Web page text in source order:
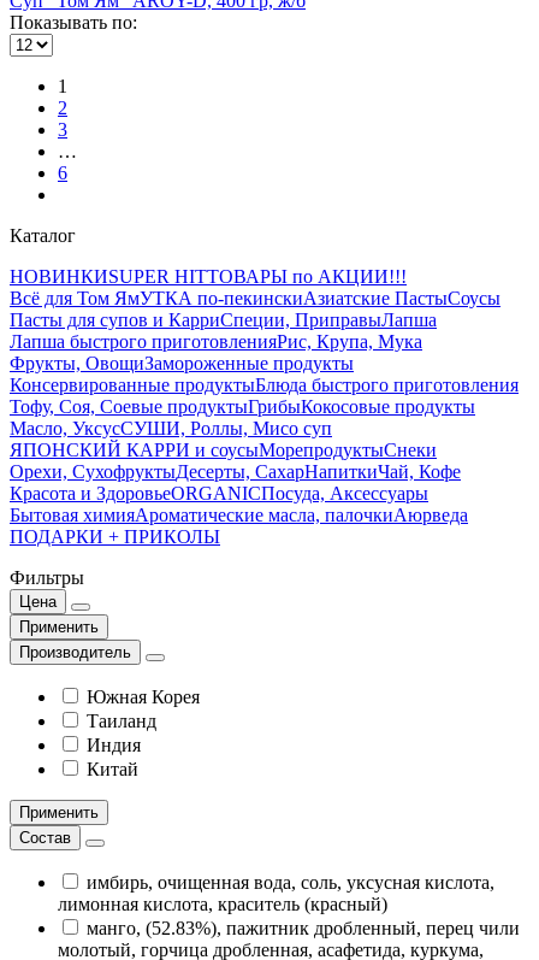
Показывать по:
1
2
3
…
6
Каталог
НОВИНКИSUPER HITТОВАРЫ по АКЦИИ!!!
Всё для Том ЯмУТКА по-пекинскиАзиатские ПастыСоусы
Пасты для супов и КарриСпеции, ПриправыЛапша
Лапша быстрого приготовленияРис, Крупа, Мука
Фрукты, ОвощиЗамороженные продукты
Консервированные продуктыБлюда быстрого приготовления
Тофу, Соя, Соевые продуктыГрибыКокосовые продукты
Масло, УксусСУШИ, Роллы, Мисо суп
ЯПОНСКИЙ КАРРИ и соусыМорепродуктыСнеки
Орехи, СухофруктыДесерты, СахарНапиткиЧай, Кофе
Красота и ЗдоровьеORGANICПосуда, Аксессуары
Бытовая химияАроматические масла, палочкиАюрведа
ПОДАРКИ + ПРИКОЛЫ
Фильтры
Цена
Применить
Производитель
Южная Корея
Таиланд
Индия
Китай
Применить
Состав
имбирь, очищенная вода, соль, уксусная кислота,
лимонная кислота, краситель (красный)
манго, (52.83%), пажитник дробленный, перец чили
молотый, горчица дробленная, асафетида, куркума,